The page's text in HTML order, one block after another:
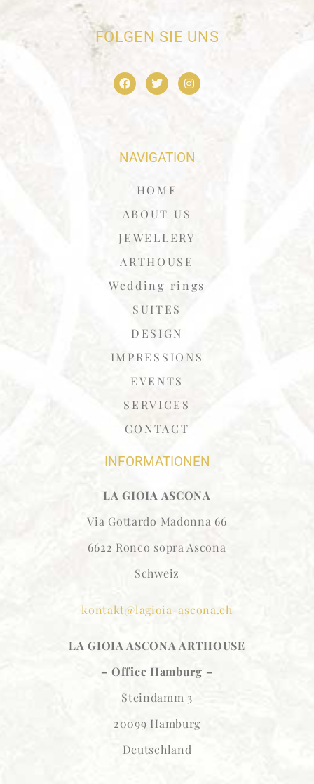
FOLGEN SIE UNS
NAVIGATION
HOME
ABOUT US
JEWELLERY
ARTHOUSE
Wedding rings
SUITES
DESIGN
IMPRESSIONS
EVENTS
SERVICES
CONTACT
INFORMATIONEN
LA GIOIA ASCONA
Via Gottardo Madonna 66
6622 Ronco sopra Ascona
Schweiz
kontakt@lagioia-ascona.ch
LA GIOIA ASCONA ARTHOUSE
– Office Hamburg –
Steindamm 3
20099 Hamburg
Deutschland